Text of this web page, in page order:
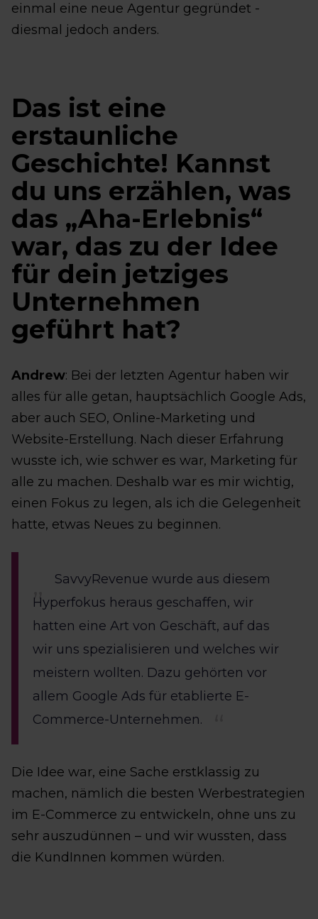
einmal eine neue Agentur gegründet -
diesmal jedoch anders.
Das ist eine
erstaunliche
Geschichte! Kannst
du uns erzählen, was
das „Aha-Erlebnis“
war, das zu der Idee
für dein jetziges
Unternehmen
geführt hat?
Andrew: Bei der letzten Agentur haben wir
alles für alle getan, hauptsächlich Google Ads,
aber auch SEO, Online-Marketing und
Website-Erstellung. Nach dieser Erfahrung
wusste ich, wie schwer es war, Marketing für
alle zu machen. Deshalb war es mir wichtig,
einen Fokus zu legen, als ich die Gelegenheit
hatte, etwas Neues zu beginnen.
SavvyRevenue wurde aus diesem
Hyperfokus heraus geschaffen, wir
hatten eine Art von Geschäft, auf das
wir uns spezialisieren und welches wir
meistern wollten. Dazu gehörten vor
allem Google Ads für etablierte E-
Commerce-Unternehmen.
Die Idee war, eine Sache erstklassig zu
machen, nämlich die besten Werbestrategien
im E-Commerce zu entwickeln, ohne uns zu
sehr auszudünnen – und wir wussten, dass
die KundInnen kommen würden.